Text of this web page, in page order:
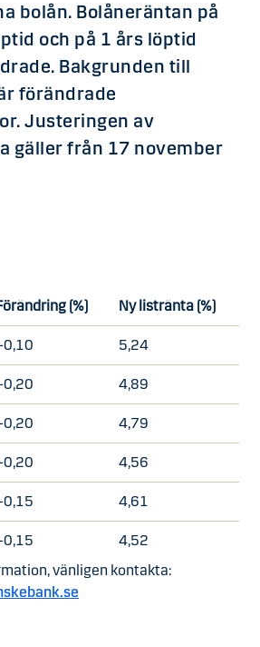
bolån. Bolåneräntan på
och på 1 års löptid
Bakgrunden till
förändrade
Justeringen av
gäller från 17 november
(%) Ny listränta (%)
0,10 5,24
0,20 4,89
0,20 4,79
0,20 4,56
0,15 4,61
0,15
4,52
vänligen kontakta: